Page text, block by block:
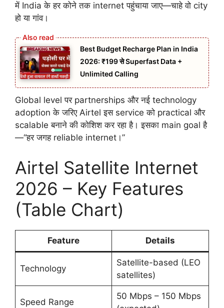
में India के हर कोने तक internet पहुंचाया जाए—चाहे वो city
हो या गांव।
Best Budget Recharge Plan in India
2026: ₹199 से Superfast Data +
Unlimited Calling
Global level पर partnerships और नई technology
adoption के जरिए Airtel इस service को practical और
scalable बनाने की कोशिश कर रहा है। इसका main goal है
—“हर जगह reliable internet।”
Airtel Satellite Internet
2026 – Key Features
(Table Chart)
Feature Details
Technology
Satellite-based (LEO
satellites)
Speed Range
50 Mbps – 150 Mbps